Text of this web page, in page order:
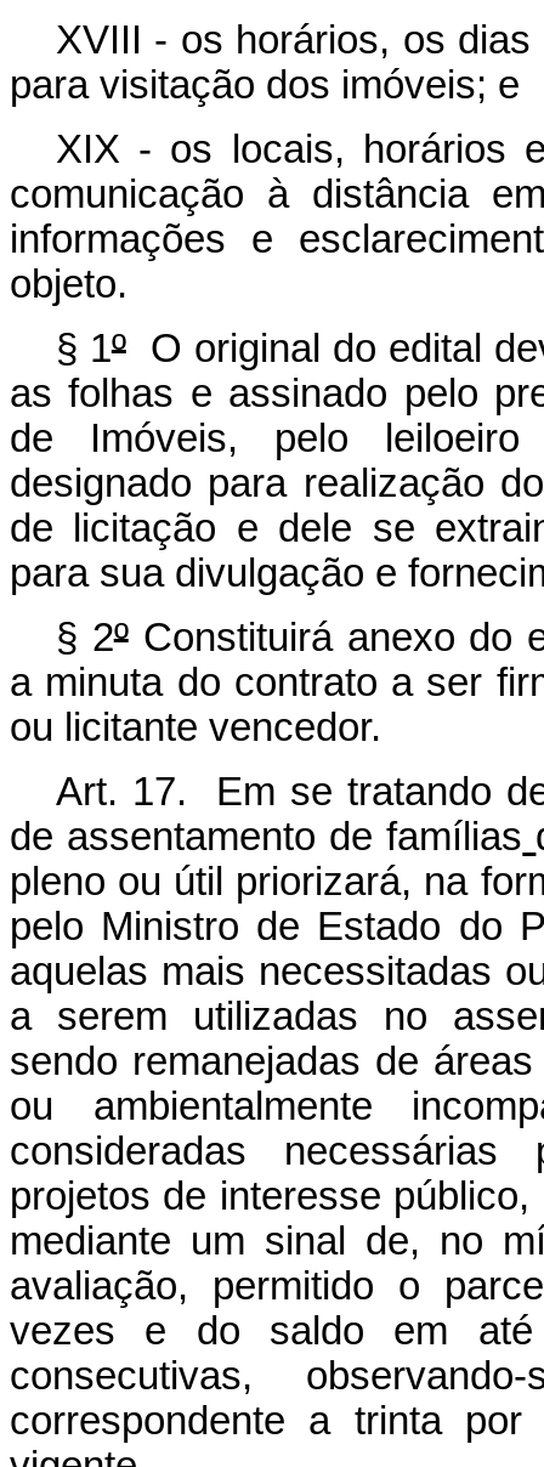
XVIII - os horários, os
para visitação dos imóveis; e
XIX - os locais, horários
comunicação à distância
informações e
objeto.
§ 1ºO original do edital
as folhas e assinado pelo
de Imóveis, pelo leiloeiro
designado para realização
de licitação e dele se
para sua divulgação e
§ 2ºConstituirá anexo do
a minuta do contrato a ser
ou licitante vencedor.
Art. 17. Em se tratando
de assentamento de famílias
pleno ou útil priorizará, na
pelo Ministro de Estado do
aquelas mais necessitadas
a serem utilizadas no
sendo remanejadas de
ou ambientalmente
consideradas
projetos de interesse
mediante um sinal de, no
avaliação, permitido o
vezes e do saldo em até
consecutivas,
correspondente a trinta